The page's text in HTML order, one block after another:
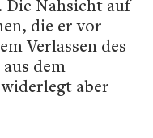
Die Nahsicht auf
die er vor
Verlassen des
dem
aber